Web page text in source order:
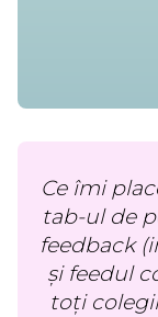
Ce îmi
tab-ul de
feedback
și feedul
toți